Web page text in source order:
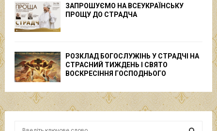
ЗАПРОШУЄМО НА ВСЕУКРАЇНСЬКУ
ПРОЩУ ДО СТРАДЧА
РОЗКЛАД БОГОСЛУЖІНЬ У СТРАДЧІ НА
СТРАСНИЙ ТИЖДЕНЬ І СВЯТО
ВОСКРЕСІННЯ ГОСПОДНЬОГО